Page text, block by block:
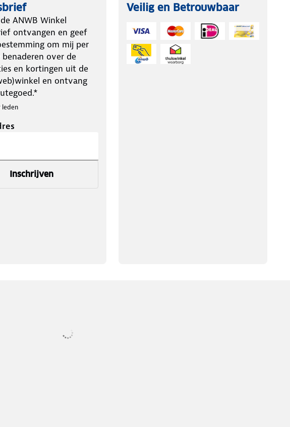
ANWB Winkel
ontvangen en geef
om mij per
over de
en kortingen uit de
en ontvang
leden
Inschrijven
Veilig en Betrouwbaar